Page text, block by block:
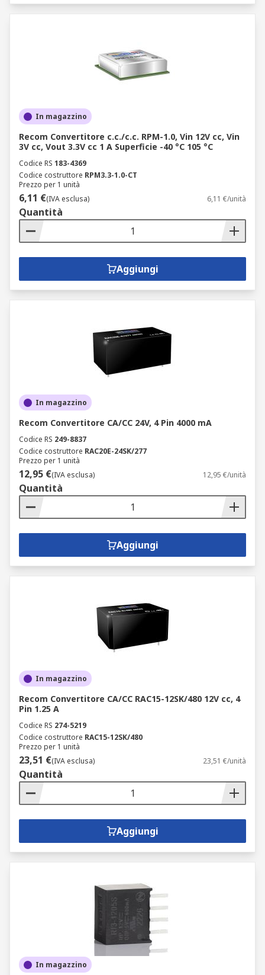
In magazzino
Recom Convertitore c.c./c.c. RPM-1.0, Vin 12V cc, Vin
3V cc, Vout 3.3V cc 1 A Superficie -40 °C 105 °C
Codice RS 183-4369
Codice costruttore RPM3.3-1.0-CT
Prezzo per 1 unità
6,11 €(IVA esclusa) 6,11 €/unità
Quantità
Aggiungi
In magazzino
Recom Convertitore CA/CC 24V, 4 Pin 4000 mA
Codice RS 249-8837
Codice costruttore RAC20E-24SK/277
Prezzo per 1 unità
12,95 €(IVA esclusa) 12,95 €/unità
Quantità
Aggiungi
In magazzino
Recom Convertitore CA/CC RAC15-12SK/480 12V cc, 4
Pin 1.25 A
Codice RS 274-5219
Codice costruttore RAC15-12SK/480
Prezzo per 1 unità
23,51 €(IVA esclusa) 23,51 €/unità
Quantità
Aggiungi
In magazzino